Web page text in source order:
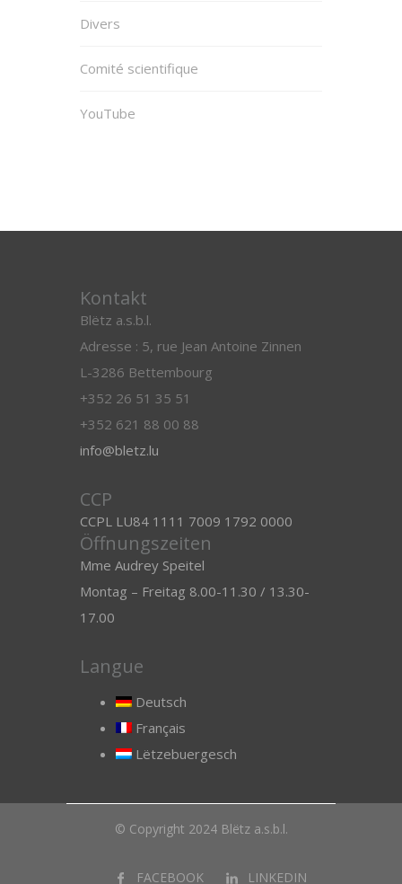
Divers
Comité scientifique
YouTube
Kontakt
Blëtz a.s.b.l.
Adresse : 5, rue Jean Antoine Zinnen
L-3286 Bettembourg
+352 26 51 35 51
+352 621 88 00 88
info@bletz.lu
CCP
CCPL LU84 1111 7009 1792 0000
Öffnungszeiten
Mme Audrey Speitel
Montag – Freitag 8.00-11.30 / 13.30-
17.00
Langue
Deutsch
Français
Lëtzebuergesch
© Copyright 2024 Blëtz a.s.b.l.
FACEBOOK LINKEDIN